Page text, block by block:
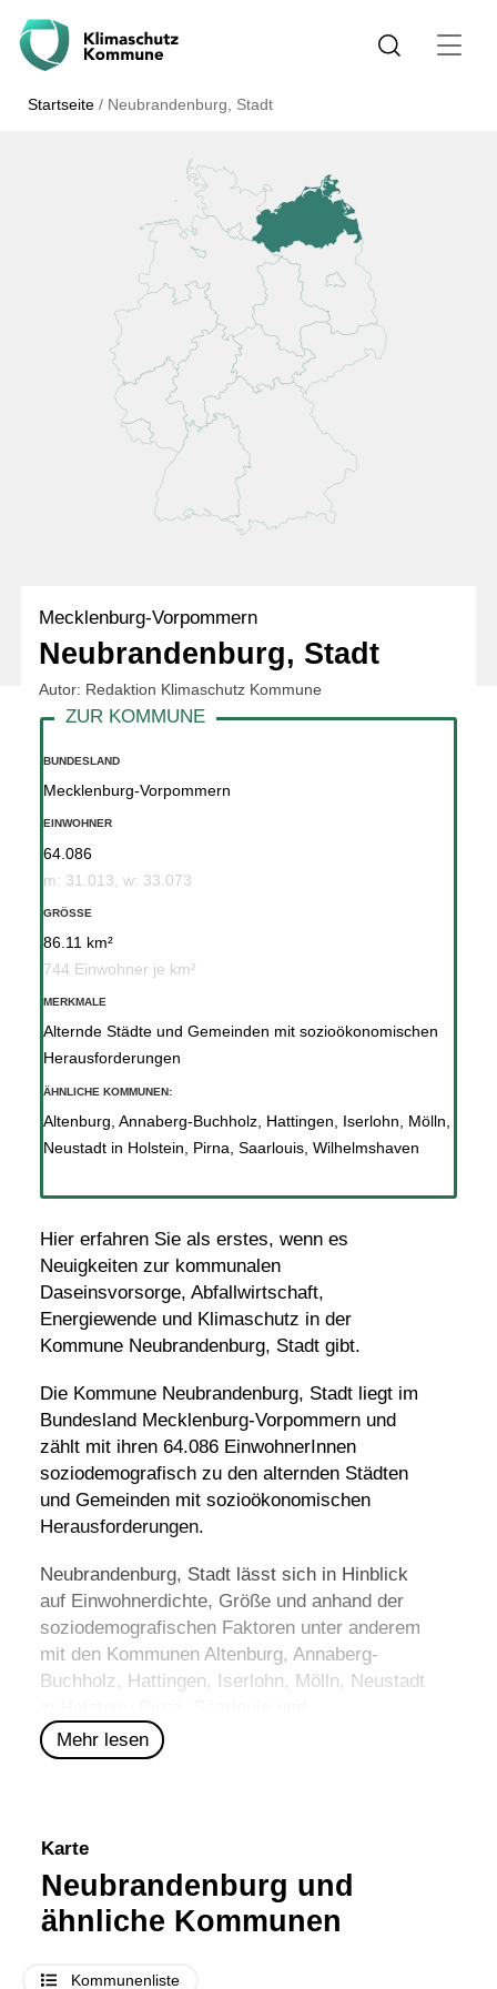
Startseite / Neubrandenburg, Stadt
Mecklenburg-Vorpommern
Neubrandenburg, Stadt
Autor: Redaktion Klimaschutz Kommune
Hier erfahren Sie als erstes, wenn es
Neuigkeiten zur kommunalen
Daseinsvorsorge, Abfallwirtschaft,
Energiewende und Klimaschutz in der
Kommune Neubrandenburg, Stadt gibt.
Die Kommune Neubrandenburg, Stadt liegt im
Bundesland Mecklenburg-Vorpommern und
zählt mit ihren 64.086 EinwohnerInnen
soziodemografisch zu den alternden Städten
und Gemeinden mit sozioökonomischen
Herausforderungen.
Neubrandenburg, Stadt lässt sich in Hinblick
auf Einwohnerdichte, Größe und anhand der
soziodemografischen Faktoren unter anderem
mit den Kommunen Altenburg, Annaberg-
Buchholz , Hattingen, Iserlohn, Mölln, Neustadt
Wilhelmshaven
Mehr lesen
BUNDESLAND
Mecklenburg-Vorpommern
EINWOHNER
64.086
m: 31.013, w: 33.073
GRÖSSE
86.11 km²
744 Einwohner je km²
MERKMALE
Alternde Städte und Gemeinden mit sozioökonomischen
Herausforderungen
ÄHNLICHE KOMMUNEN:
Altenburg Annaberg-Buchholz, Hattingen Iserlohn Mölln
Neustadt in Holstein
Pirna Saarlouis, Wilhelmshaven
Karte
Neubrandenburg und
ähnliche Kommunen
Kommunenliste